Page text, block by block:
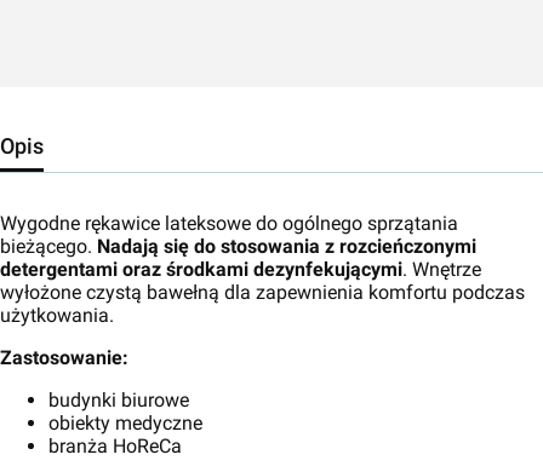
Opis
Wygodne rękawice lateksowe do ogólnego sprzątania
bieżącego. Nadają się do stosowania z rozcieńczonymi
detergentami oraz środkami dezynfekującymi. Wnętrze
wyłożone czystą bawełną dla zapewnienia komfortu podczas
użytkowania.
Zastosowanie:
budynki biurowe
obiekty medyczne
branża HoReCa